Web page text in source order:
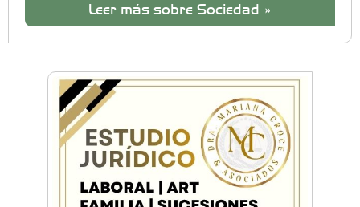
Leer más sobre Sociedad »